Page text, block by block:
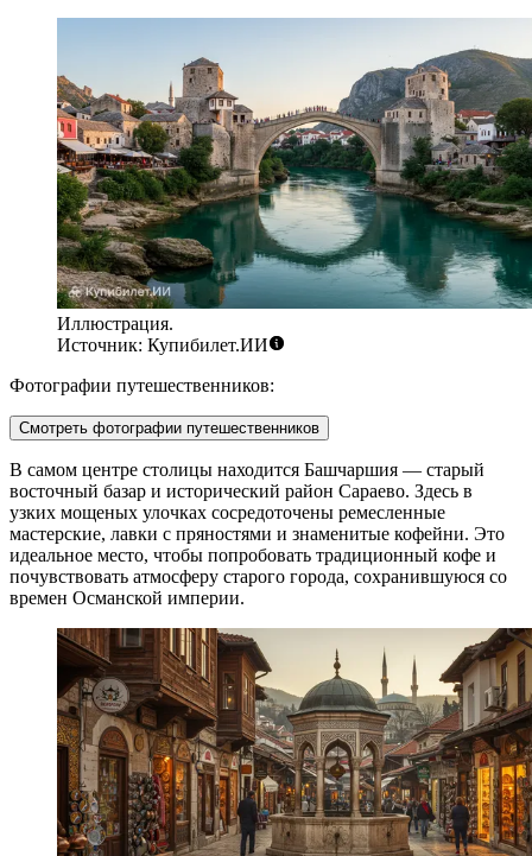
Иллюстрация.
Источник: Купибилет.ИИ
Фотографии путешественников:
Смотреть фотографии путешественников
В самом центре столицы находится Башчаршия — старый
восточный базар и исторический район Сараево. Здесь в
узких мощеных улочках сосредоточены ремесленные
мастерские, лавки с пряностями и знаменитые кофейни. Это
идеальное место, чтобы попробовать традиционный кофе и
почувствовать атмосферу старого города, сохранившуюся со
времен Османской империи.